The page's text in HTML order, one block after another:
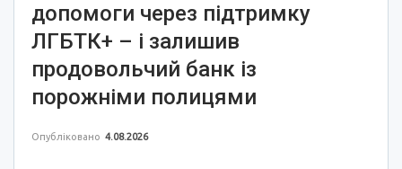
допомоги через підтримку
ЛГБТК+ – і залишив
продовольчий банк із
порожніми полицями
Опубліковано 4.08.2026